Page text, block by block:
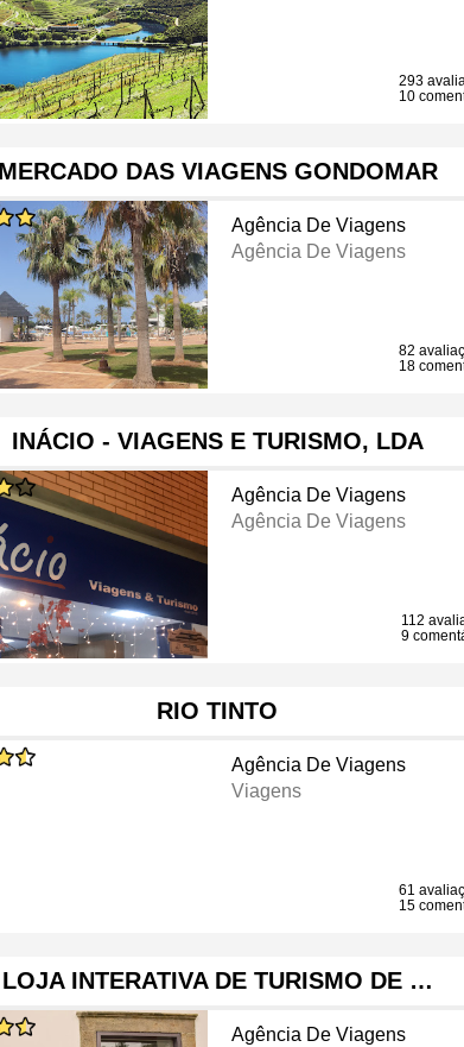
293
10
MERCADO DAS VIAGENS GONDOMAR
Agência De Viagens
Agência De Viagens
82
18
INÁCIO - VIAGENS E TURISMO, LDA
Agência De Viagens
Agência De Viagens
112
9
RIO TINTO
Agência De Viagens
Viagens
61
15
LOJA INTERATIVA DE TURISMO DE …
Agência De Viagens